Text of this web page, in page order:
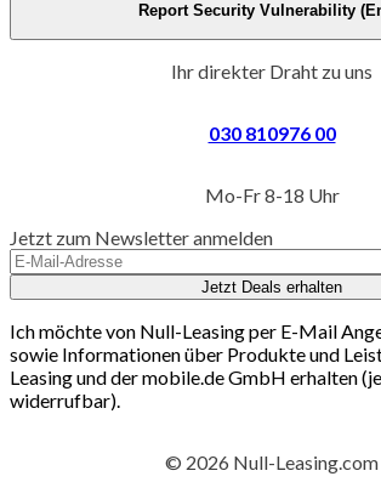
Report Security Vulnerability
Ihr direkter Draht zu uns
030 810976 00
Mo-Fr 8-18 Uhr
Jetzt zum Newsletter anmelden
Jetzt Deals erhalten
Ich möchte von Null-Leasing per E-Mail
sowie Informationen über Produkte und
Leasing und der mobile.de GmbH erhalten
widerrufbar).
© 2026 Null-Leasing.com